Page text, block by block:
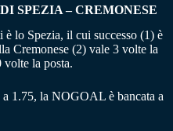
SPEZIA – CREMONESE
è lo Spezia, il cui successo (1) è
Cremonese (2) vale 3 volte la
la posta.
1.75, la NOGOAL è bancata a